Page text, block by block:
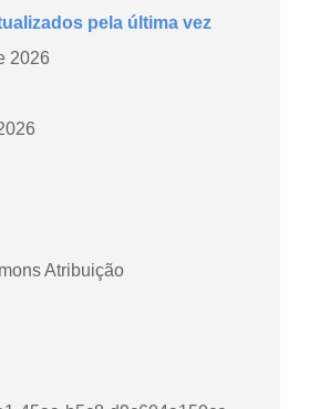
pela última vez
2026
Atribuição